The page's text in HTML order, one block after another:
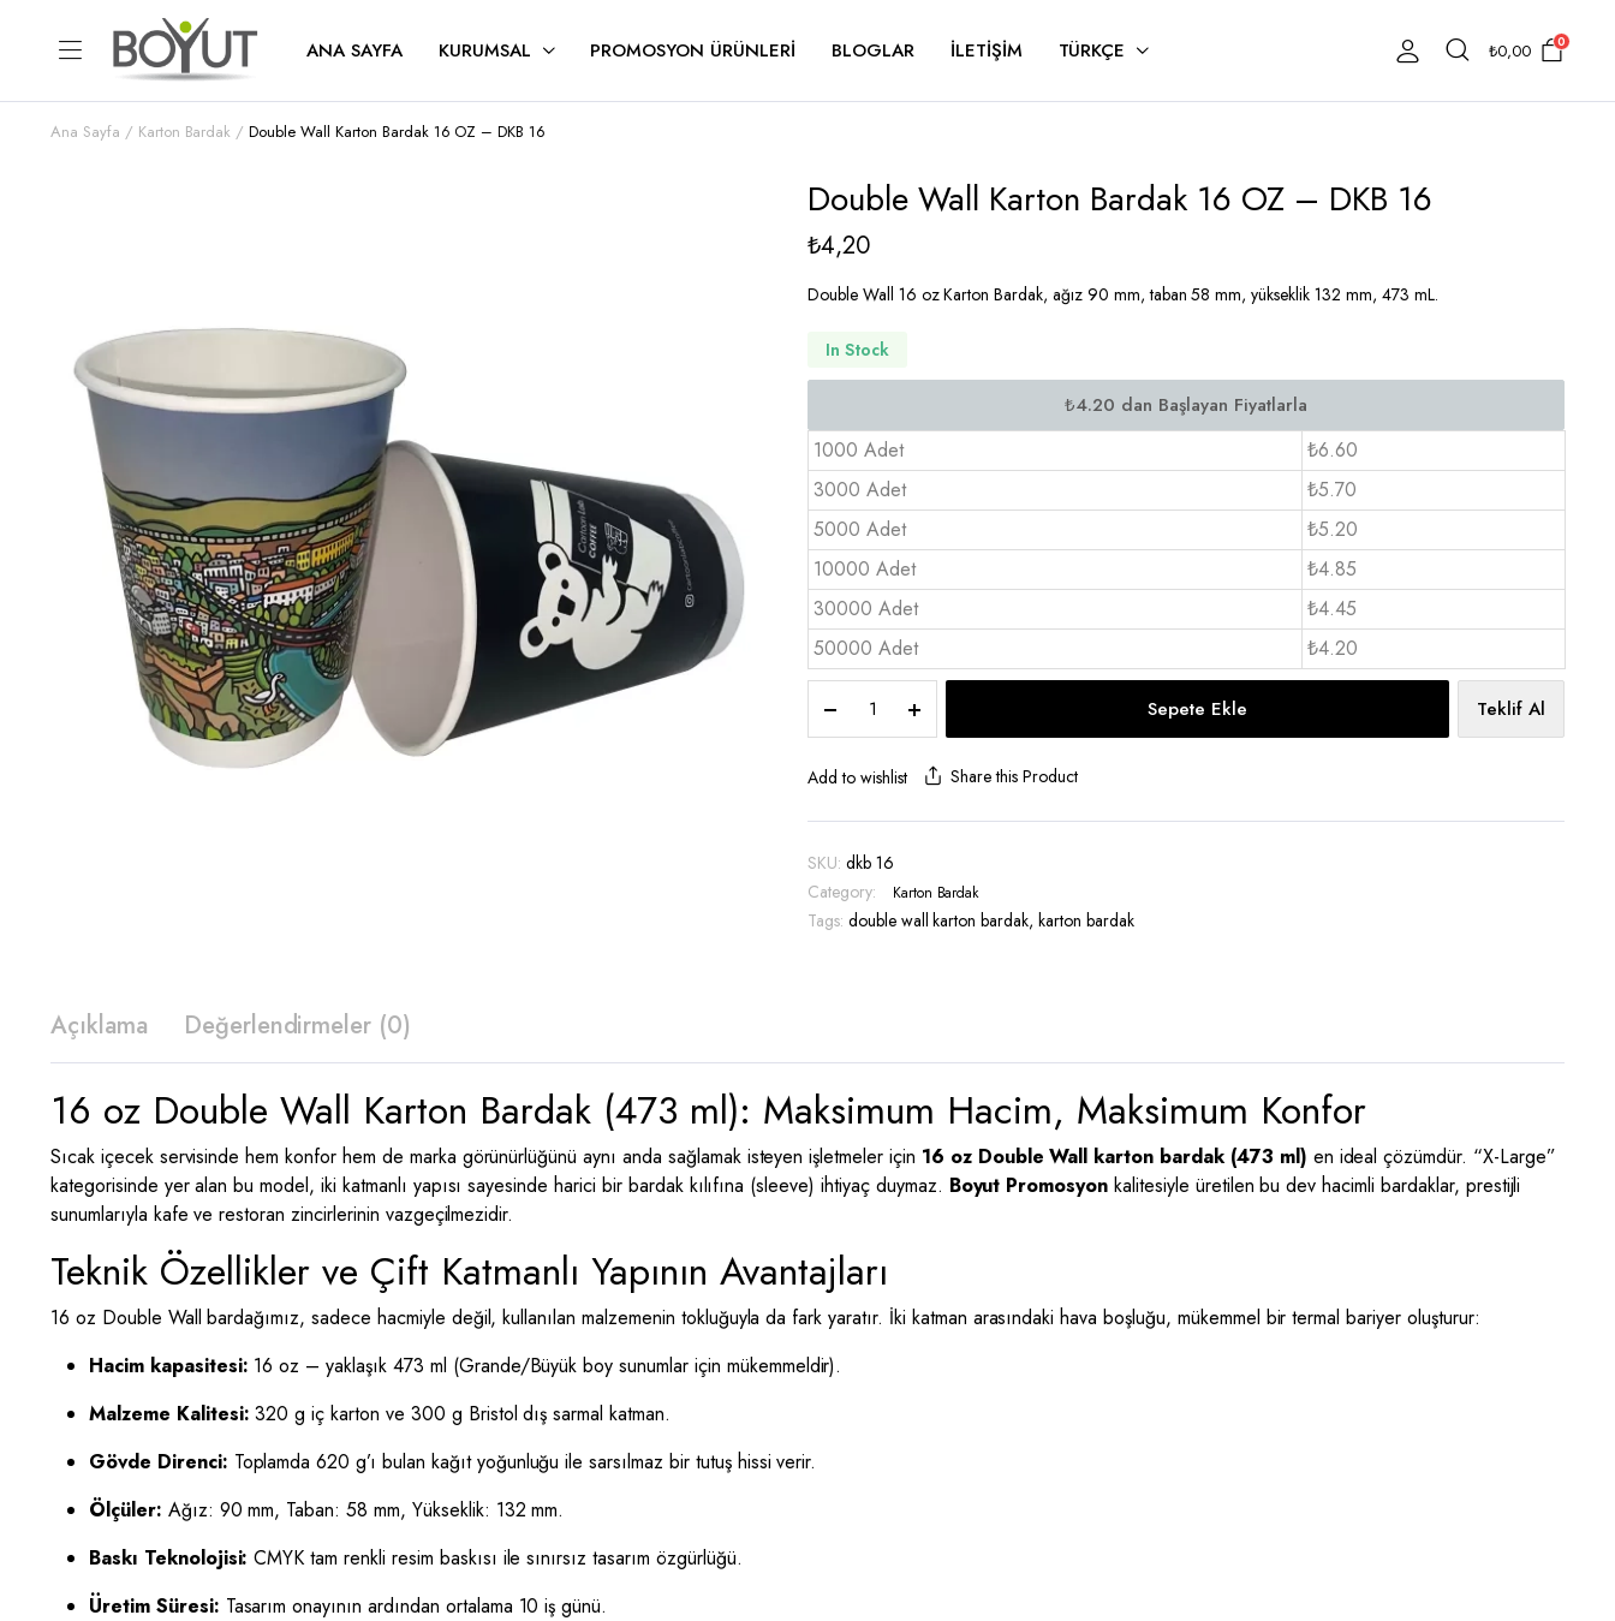
ANA SAYFA KURUMSAL PROMOSYON ÜRÜNLERI BLOGLAR İLETIŞIM TÜRKÇE ₺0,00 0
Ana Sayfa Karton Bardak Double Wall Karton Bardak 16 OZ – DKB 16
Double Wall Karton Bardak 16 OZ – DKB 16
₺4,20
Double Wall 16 oz Karton Bardak, ağız 90 mm, taban 58 mm, yükseklik 132 mm, 473 mL.
In Stock
1000 Adet
₺6.60
3000 Adet
₺5.70
5000 Adet
₺5.20
10000 Adet
₺4.85
30000 Adet
₺4.45
50000 Adet
₺4.20
Wall
Karton
Bardak
OZ
DKB
16
quantity
Sepete Ekle Teklif Al
Add to wishlist Share this Product
SKU: dkb 16
Category:
Karton Bardak
Tags: double wall karton bardak,karton bardak
Açıklama Değerlendirmeler (0)
16 oz Double Wall Karton Bardak (473 ml): Maksimum Hacim, Maksimum Konfor
Sıcak içecek servisinde hem konfor hem de marka görünürlüğünü aynı anda sağlamak isteyen işletmeler için 16 oz Double Wall karton bardak (473 ml) en ideal çözümdür. “X-Large”
kategorisinde yer alan bu model, iki katmanlı yapısı sayesinde harici bir bardak kılıfına (sleeve) ihtiyaç duymaz. Boyut Promosyon kalitesiyle üretilen bu dev hacimli bardaklar, prestijli
sunumlarıyla kafe ve restoran zincirlerinin vazgeçilmezidir.
Teknik Özellikler ve Çift Katmanlı Yapının Avantajları
16 oz Double Wall bardağımız, sadece hacmiyle değil, kullanılan malzemenin tokluğuyla da fark yaratır. İki katman arasındaki hava boşluğu, mükemmel bir termal bariyer oluşturur:
Hacim kapasitesi: 16 oz – yaklaşık 473 ml (Grande/Büyük boy sunumlar için mükemmeldir).
Malzeme Kalitesi: 320 g iç karton ve 300 g Bristol dış sarmal katman.
Gövde Direnci: Toplamda 620 g’ı bulan kağıt yoğunluğu ile sarsılmaz bir tutuş hissi verir.
Ölçüler: Ağız: 90 mm, Taban: 58 mm, Yükseklik: 132 mm.
Baskı Teknolojisi: CMYK tam renkli resim baskısı ile sınırsız tasarım özgürlüğü.
Üretim Süresi: Tasarım onayının ardından ortalama 10 iş günü.